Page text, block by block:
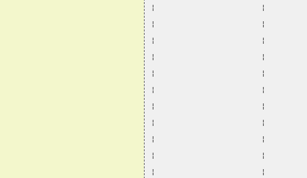
¦                      ¦
¦                      ¦           ¦
¦                      ¦
¦                      ¦
¦                      ¦
¦                      ¦
¦                      ¦
¦                      ¦
¦                      ¦           ¦
¦                      ¦
¦                      ¦